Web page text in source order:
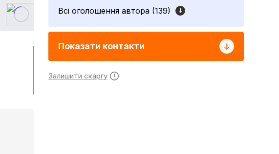
Всі оголошення автора (139)
Показати контакти
Залишити скаргу